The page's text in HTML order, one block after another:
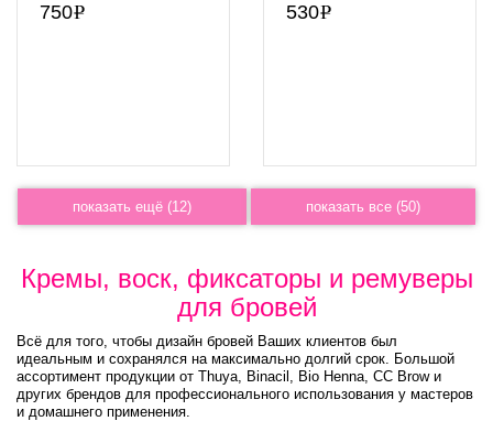
750 530
показать ещё (12) показать все (50)
Кремы, воск, фиксаторы и ремуверы
для бровей
Всё для того, чтобы дизайн бровей Ваших клиентов был
идеальным и сохранялся на максимально долгий срок. Большой
ассортимент продукции от Thuya, Binacil, Bio Henna, CC Brow и
других брендов для профессионального использования у мастеров
и домашнего применения.